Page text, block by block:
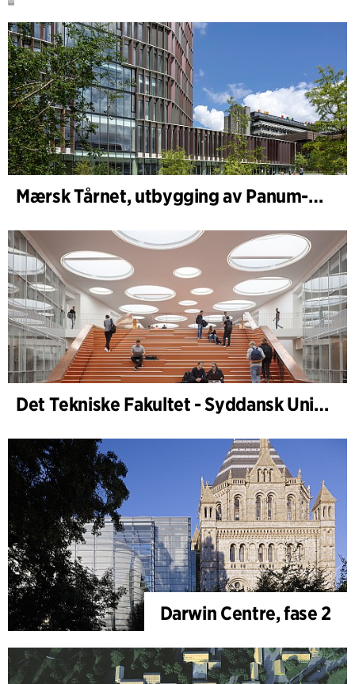
Mærsk Tårnet, utbygging av Panum-komplekset
Det Tekniske Fakultet - Syddansk Universitet, Odense
Darwin Centre, fase 2